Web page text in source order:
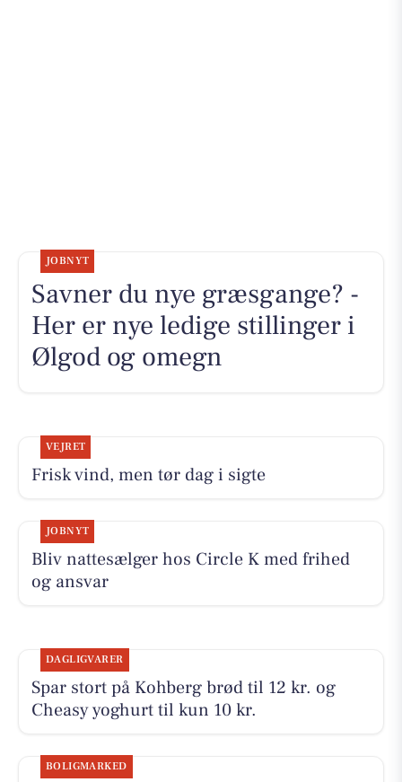
JOBNYT
Savner du nye græsgange? -
Her er nye ledige stillinger i
Ølgod og omegn
VEJRET
Frisk vind, men tør dag i sigte
JOBNYT
Bliv nattesælger hos Circle K med frihed
og ansvar
DAGLIGVARER
Spar stort på Kohberg brød til 12 kr. og
Cheasy yoghurt til kun 10 kr.
BOLIGMARKED